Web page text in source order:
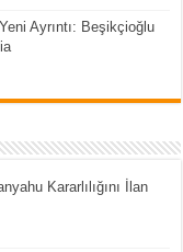
Ayrıntı: Beşikçioğlu
Kararlılığını İlan